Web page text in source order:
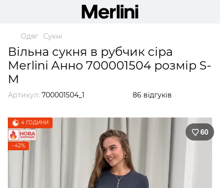
Одяг Сукні
Вільна сукня в рубчик сіра
Merlini Анно 700001504 розмір S-
M
Артикул: 700001504_1 86 відгуків
4 ГОДИНИ
−42%
60